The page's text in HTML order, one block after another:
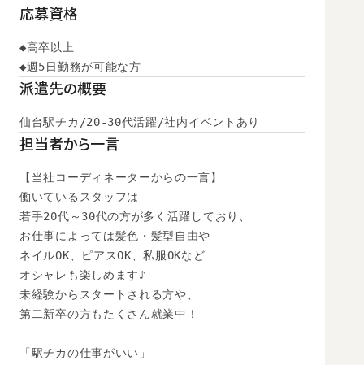
応募資格
◆高卒以上
◆週5日勤務が可能な方
派遣先の概要
仙台駅チカ/20-30代活躍/社内イベントあり
担当者から一言
【当社コーディネーターからの一言】
働いているスタッフは
若手20代～30代の方が多く活躍しており、
お仕事によっては髪色・髪型自由や
ネイルOK、ピアスOK、私服OKなど
オシャレも楽しめます♪
未経験からスタートされる方や、
第二新卒の方もたくさん就業中！
「駅チカの仕事がいい」